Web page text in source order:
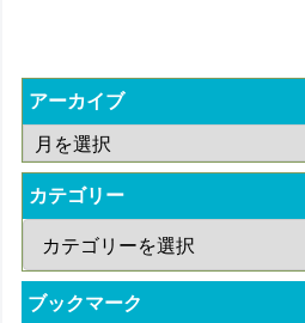
アーカイブ
カテゴリー
ブックマーク